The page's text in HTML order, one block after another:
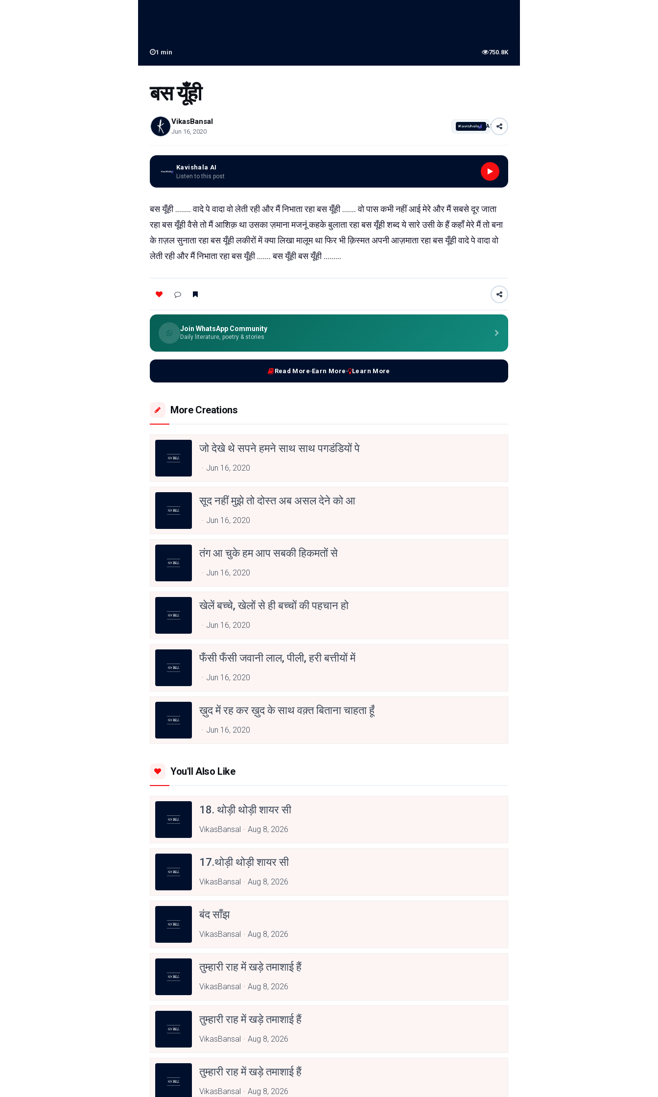
1 min 750.8K
बस यूँही
VikasBansal
Jun 16, 2020
AI
Kavishala AI
Listen to this post
बस यूँही ........ वादे पे वादा वो लेती रही और मैं निभाता रहा बस यूँही ....... वो पास कभी नहीं आई मेरे और मैं सबसे दूर जाता
रहा बस यूँही वैसे तो मैं आशिक़ था उसका ज़माना मजनूं कहके बुलाता रहा बस यूँही शब्द ये सारे उसी के हैं कहाँ मेरे मैं तो बना
के ग़ज़ल सुनाता रहा बस यूँही लकीरों में क्या लिखा मालूम था फिर भी क़िस्मत अपनी आज़माता रहा बस यूँही वादे पे वादा वो
लेती रही और मैं निभाता रहा बस यूँही ....... बस यूँही बस यूँही .........
Join WhatsApp Community
Daily literature, poetry & stories
Read More Earn More Learn More
More Creations
जो देखे थे सपने हमने साथ साथ पगडंडियों पे
Jun 16, 2020
सूद नहीं मुझे तो दोस्त अब असल देने को आ
Jun 16, 2020
तंग आ चुके हम आप सबकी हिकमतों से ‬
Jun 16, 2020
खेलें बच्चे, खेलों से ही बच्चों की पहचान हो ‬
Jun 16, 2020
फँसी फँसी जवानी लाल, पीली, हरी बत्तीयों में
Jun 16, 2020
ख़ुद में रह कर ख़ुद के साथ वक़्त बिताना चाहता हूँ
Jun 16, 2020
You'll Also Like
18. थोड़ी थोड़ी शायर सी
VikasBansal Aug 8, 2026
17.थोड़ी थोड़ी शायर सी
VikasBansal Aug 8, 2026
बंद साँझ
VikasBansal Aug 8, 2026
तुम्हारी राह में खड़े तमाशाई हैं
VikasBansal Aug 8, 2026
तुम्हारी राह में खड़े तमाशाई हैं
VikasBansal Aug 8, 2026
तुम्हारी राह में खड़े तमाशाई हैं
VikasBansal Aug 8, 2026